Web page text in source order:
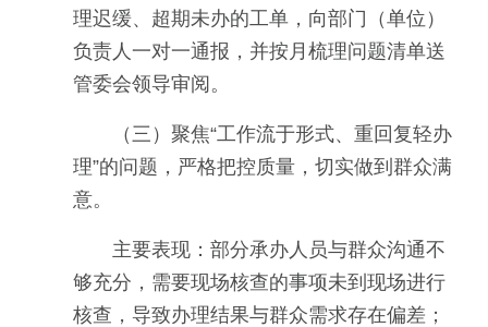
理迟缓、超期未办的工单，向部门（单位）
负责人一对一通报，并按月梳理问题清单送
管委会领导审阅。
（三）聚焦“工作流于形式、重回复轻办
理”的问题，严格把控质量，切实做到群众满
意。
主要表现：部分承办人员与群众沟通不
够充分，需要现场核查的事项未到现场进行
核查，导致办理结果与群众需求存在偏差；